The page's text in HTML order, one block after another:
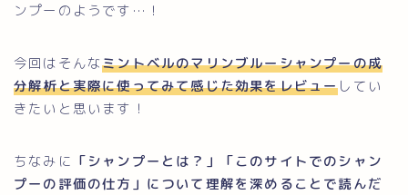
ンプーのようです…！
今回はそんなミントベルのマリンブルーシャンプーの成
分解析と実際に使ってみて感じた効果をレビューしてい
きたいと思います！
ちなみに 「シャンプーとは？」「このサイトでのシャン
プーの評価の仕方」について理解を深めることで読んだ